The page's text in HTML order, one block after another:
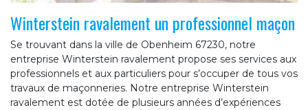
Winterstein ravalement un professionnel maçon
Se trouvant dans la ville de Obenheim 67230, notre
entreprise Winterstein ravalement propose ses services aux
professionnels et aux particuliers pour s’occuper de tous vos
travaux de maçonneries. Notre entreprise Winterstein
ravalement est dotée de plusieurs années d’expériences